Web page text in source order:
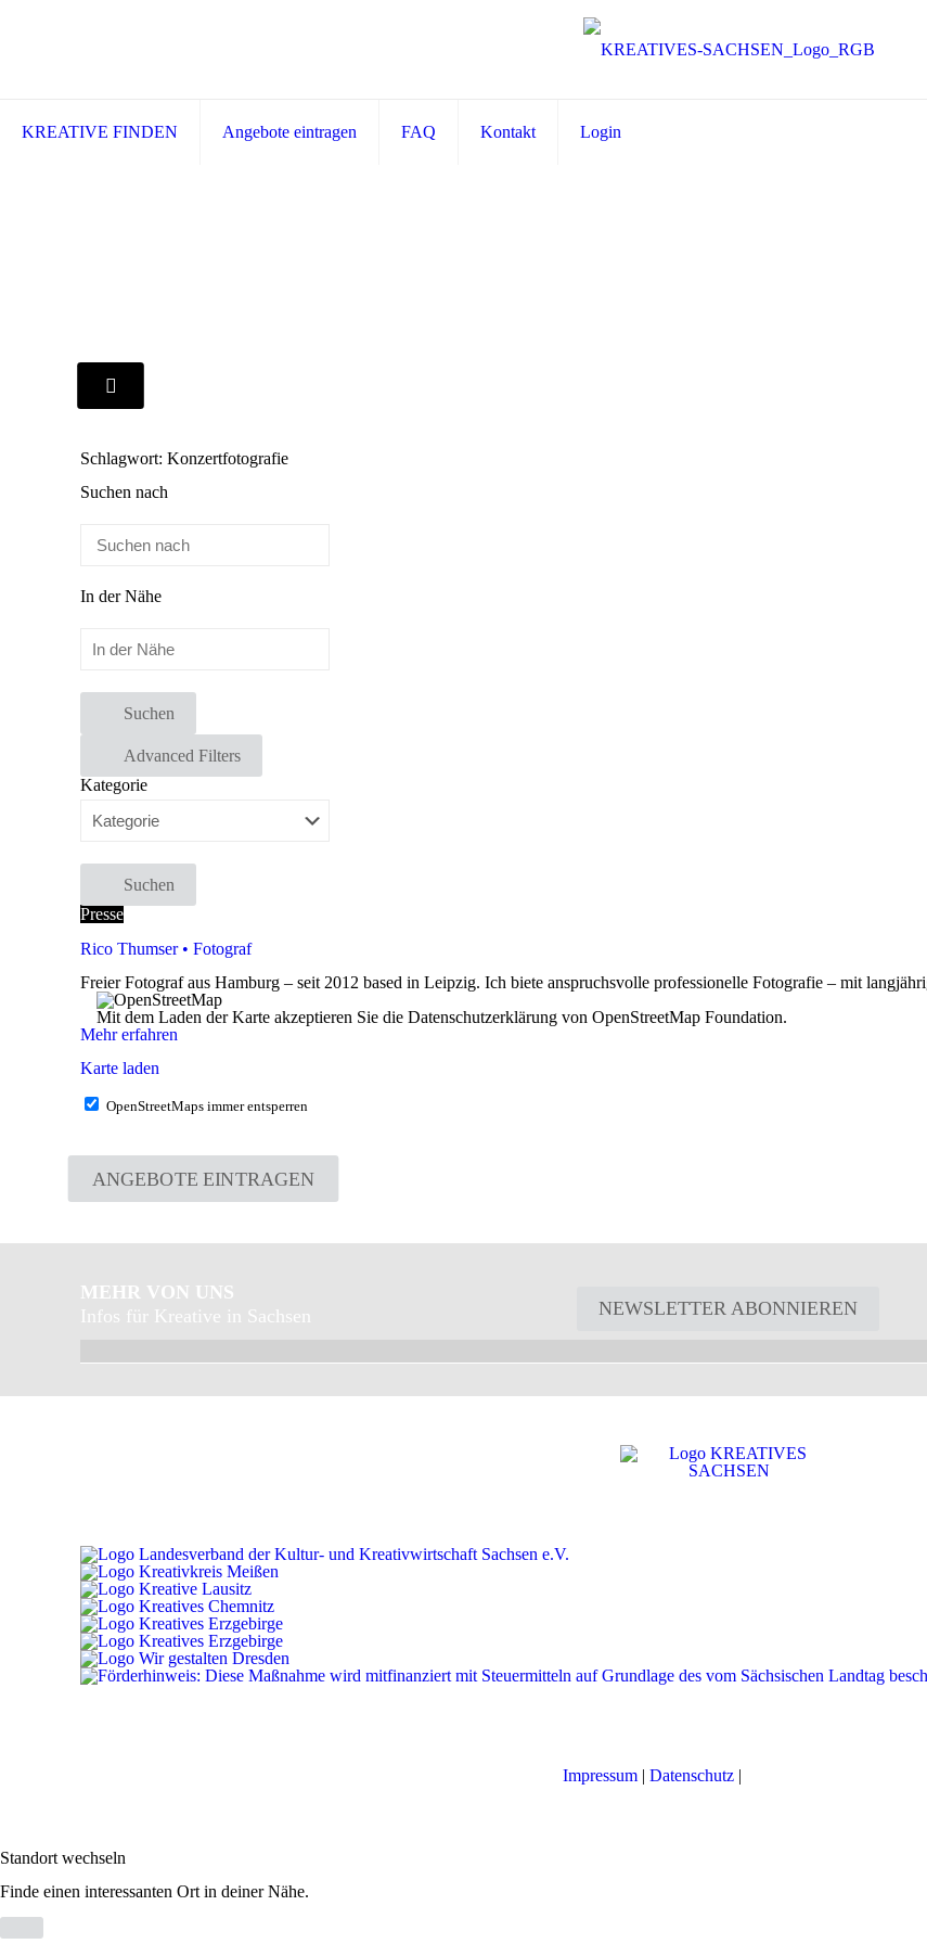
KREATIVE FINDEN Angebote eintragen FAQ Kontakt Login
Schlagwort: Konzertfotografie
Suchen nach
In der Nähe
Suchen
Advanced Filters
Kategorie
Suchen
Presse
Rico Thumser • Fotograf
Freier Fotograf aus Hamburg – seit 2012 based in Leipzig. Ich biete anspruchsvolle professionelle Fotografie – mit
Mit dem Laden der Karte akzeptieren Sie die Datenschutzerklärung von OpenStreetMap Foundation.
Mehr erfahren
Karte laden
OpenStreetMaps immer entsperren
ANGEBOTE EINTRAGEN
MEHR VON UNS
Infos für Kreative in Sachsen
NEWSLETTER ABONNIEREN
Impressum | Datenschutz |
Standort wechseln
Finde einen interessanten Ort in deiner Nähe.